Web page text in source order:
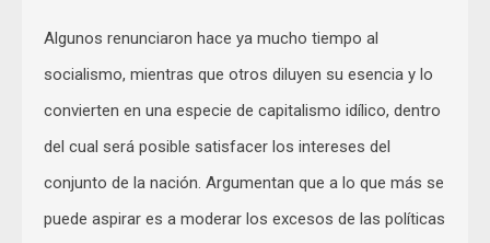
Algunos renunciaron hace ya mucho tiempo al
socialismo, mientras que otros diluyen su esencia y lo
convierten en una especie de capitalismo idílico, dentro
del cual será posible satisfacer los intereses del
conjunto de la nación. Argumentan que a lo que más se
puede aspirar es a moderar los excesos de las políticas